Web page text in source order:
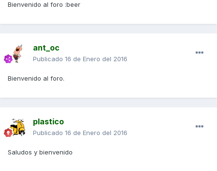
Bienvenido al foro :beer
ant_oc
Publicado 16 de Enero del 2016
Bienvenido al foro.
plastico
Publicado 16 de Enero del 2016
Saludos y bienvenido